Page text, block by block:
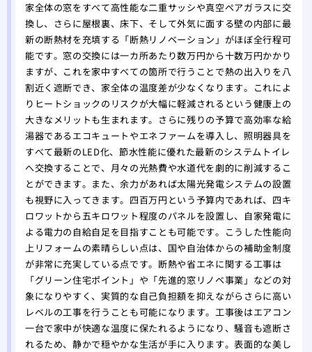
家全体の窓をすべて高性能な二重サッシや真空ペアガラスに交
換し、さらに屋根裏、床下、そして外気に面する壁の内部に最
新の断熱材を充填する「断熱リノベーション」がほぼ全行程可
能です。窓の交換には一カ所あたり数万円から十数万円かかり
ますが、これを家中すべての箇所で行うことで熱の出入りを八
割近く遮断でき、家全体の温度差が少なくなります。これによ
りヒートショックのリスクが大幅に軽減されるという健康上の
大きなメリットも生まれます。さらに残りの予算で高効率な給
湯器であるエコキュートやエネファームを導入し、照明器具を
すべて最新のLED化、節水性能に優れた最新のシステムトイレ
へ交換することで、月々の光熱費や水道代を劇的に削減するこ
とができます。また、余力があれば太陽光発電システムの設置
も視野に入ってきます。四百万円という予算内であれば、四キ
ロワットから五キロワット程度のパネルを設置し、自家発電に
よる電力の自給自足を目指すことも可能です。こうした性能向
上リフォームの素晴らしい点は、国や自治体からの補助金制度
が非常に充実している点です。断熱や省エネに関する工事は
「グリーン住宅ポイント」や「先進的窓リノベ事業」などの対
象になりやすく、実質的な自己負担額を抑えながらさらに高い
レベルの工事を行うことも可能になります。工事後はエアコン
一台で家中が快適な温度に保たれるようになり、騒音も遮断さ
れるため、静かで穏やかな生活が手に入ります。表面的な美し